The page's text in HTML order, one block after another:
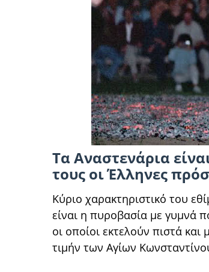
Τα Αναστενάρια
τους οι Έλληνες
Κύριο χαρακτηριστικό του
είναι η πυροβασία με γυμνά
οι οποίοι εκτελούν πιστά
τιμήν των Αγίων